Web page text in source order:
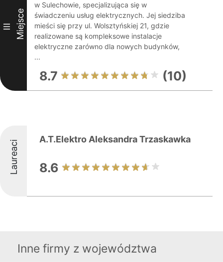
III Miejsce
w Sulechowie, specjalizująca się w
świadczeniu usług elektrycznych. Jej siedziba
mieści się przy ul. Wolsztyńskiej 21, gdzie
realizowane są kompleksowe instalacje
elektryczne zarówno dla nowych budynków,
...
8.7 (10)
Laureaci A.T.Elektro Aleksandra Trzaskawka
8.6
Inne firmy z województwa